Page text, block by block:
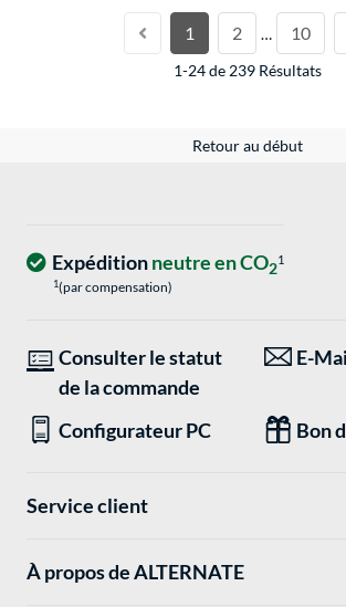
1 2 … 10
1-24 de 239 Résultats
Retour au début
Expéditionneutre en CO21
1(par compensation)
Consulter le statut
de la commande
E-
Configurateur PC Bon
Service client
À propos de ALTERNATE